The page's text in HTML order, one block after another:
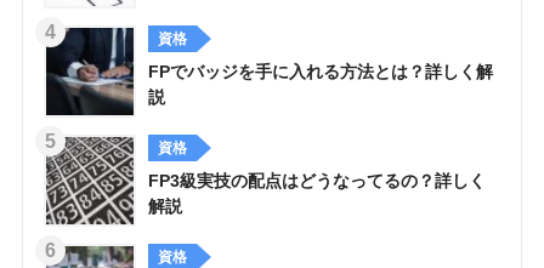
資格
FPでバッジを手に入れる方法とは？詳しく解
説
資格
FP3級実技の配点はどうなってるの？詳しく
解説
資格